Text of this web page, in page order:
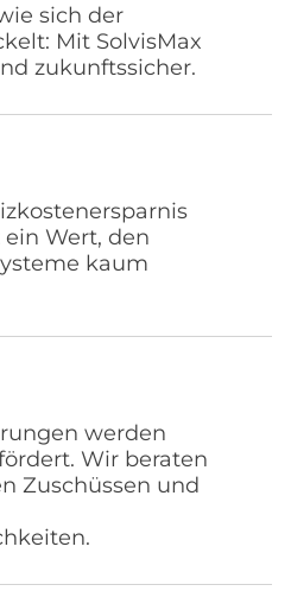
sich der
Mit SolvisMax
zukunftssicher.
Wert, den
kaum
werden
Wir beraten
Zuschüssen und